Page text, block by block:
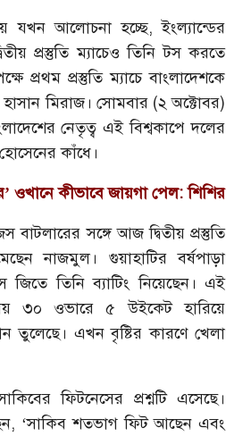
যখন আলোচনা হচ্ছে, ইংল্যান্ডের
প্রস্তুতি ম্যাচেও তিনি টস করতে
প্রথম প্রস্তুতি ম্যাচে বাংলাদেশকে
হাসান মিরাজ। সোমবার (২ অক্টোবর)
নেতৃত্ব এই বিশ্বকাপে দলের
কাঁধে।
ওখানে কীভাবে জায়গা পেল: শিশির
বাটলারের সঙ্গে আজ দ্বিতীয় প্রস্তুতি
নাজমুল। গুয়াহাটির বর্ষপাড়া
জিতে তিনি ব্যাটিং নিয়েছেন। এই
৩০ ওভারে ৫ উইকেট হারিয়ে
তুলেছে। এখন বৃষ্টির কারণে খেলা
ফিটনেসের প্রশ্নটি এসেছে।
‘সাকিব শতভাগ ফিট আছেন এবং